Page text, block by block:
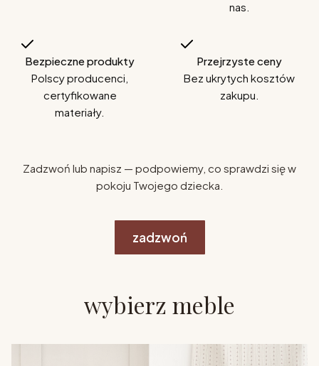
nas.
Bezpieczne produkty
Polscy producenci,
certyfikowane
materiały.
Przejrzyste ceny
Bez ukrytych kosztów
zakupu.
Zadzwoń lub napisz — podpowiemy, co sprawdzi się w
pokoju Twojego dziecka.
zadzwoń
wybierz meble